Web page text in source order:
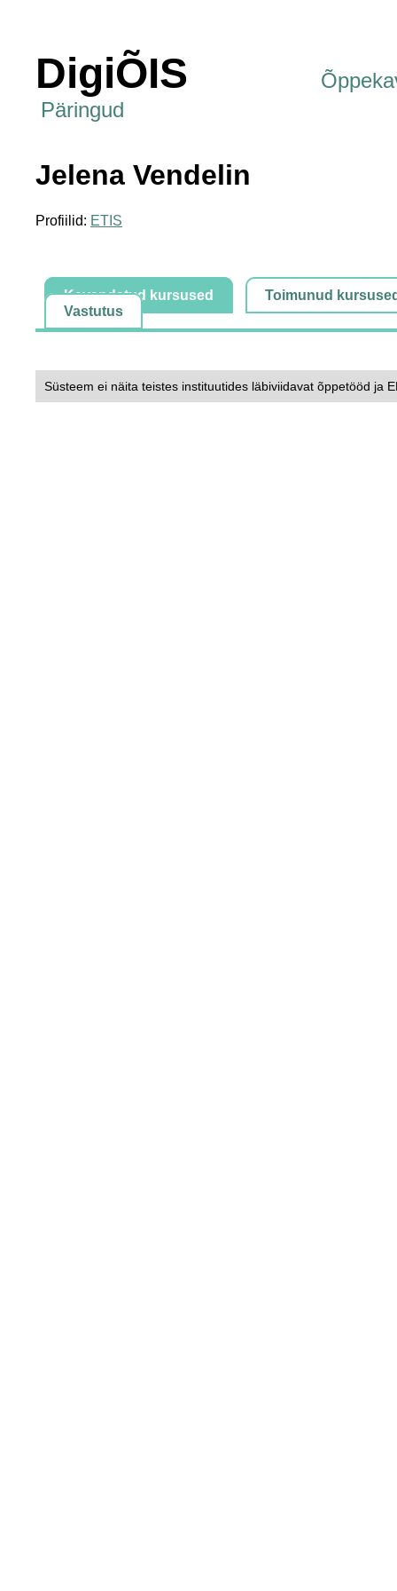
DigiÕIS
Päringud
Jelena Vendelin
Profiilid: ETIS
Kavandatud kursused
Toimunud
Vastutus
Süsteem ei näita teistes instituutides läbiviidavat õppetööd ja